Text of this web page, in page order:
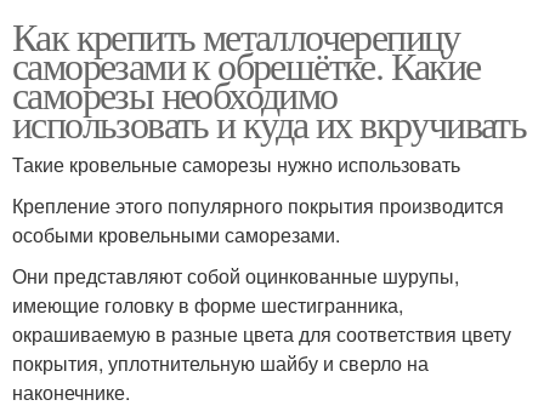
Как крепить металлочерепицу
саморезами к обрешётке. Какие
саморезы необходимо
использовать и куда их вкручивать
Такие кровельные саморезы нужно использовать
Крепление этого популярного покрытия производится
особыми кровельными саморезами.
Они представляют собой оцинкованные шурупы,
имеющие головку в форме шестигранника,
окрашиваемую в разные цвета для соответствия цвету
покрытия, уплотнительную шайбу и сверло на
наконечнике.